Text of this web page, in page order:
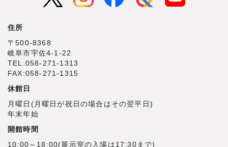
住所
〒500‐8368
岐阜市宇佐4‐1‐22
TEL:058-271-1313
FAX:058-271-1315
休館日
月曜日(月曜日が祝日の場合はその翌平日)
年末年始
開館時間
10:00～18:00(展示室の入場は17:30まで)